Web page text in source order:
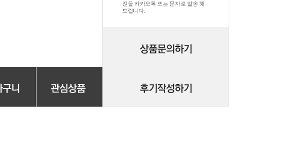
진을 카카오톡 또는 문자로 발송 해
드립니다.